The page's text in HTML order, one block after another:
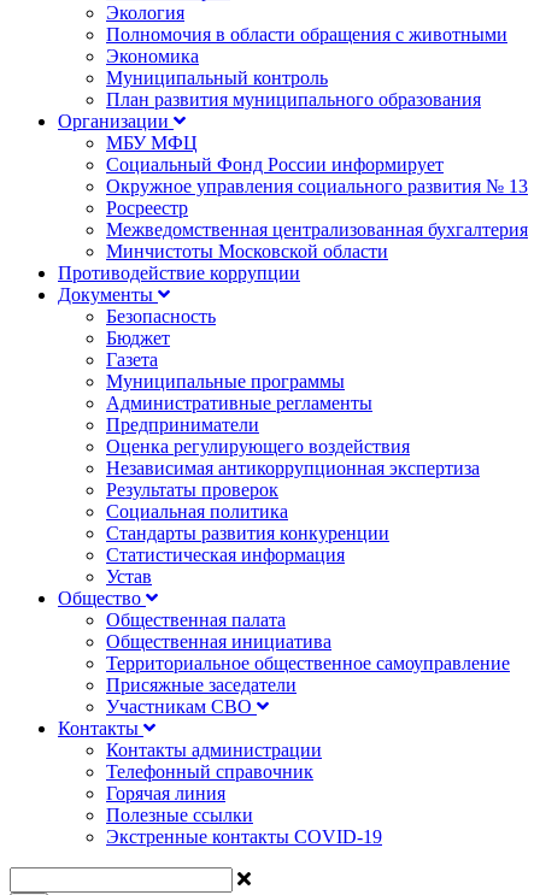
Экология
Полномочия в области обращения с животными
Экономика
Муниципальный контроль
План развития муниципального образования
Организации
МБУ МФЦ
Социальный Фонд России информирует
Окружное управления социального развития № 13
Росреестр
Межведомственная централизованная бухгалтерия
Минчистоты Московской области
Противодействие коррупции
Документы
Безопасность
Бюджет
Газета
Муниципальные программы
Административные регламенты
Предприниматели
Оценка регулирующего воздействия
Независимая антикоррупционная экспертиза
Результаты проверок
Социальная политика
Стандарты развития конкуренции
Статистическая информация
Устав
Общество
Общественная палата
Общественная инициатива
Территориальное общественное самоуправление
Присяжные заседатели
Участникам СВО
Контакты
Контакты администрации
Телефонный справочник
Горячая линия
Полезные ссылки
Экстренные контакты COVID-19